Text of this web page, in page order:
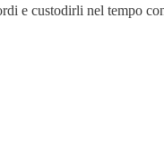
e custodirli nel tempo